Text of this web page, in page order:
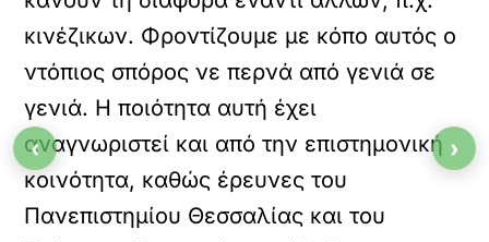
κινέζικων. Φροντίζουμε με κόπο αυτός ο
ντόπιος σπόρος νε περνά από γενιά σε
γενιά. Η ποιότητα αυτή έχει
αναγνωριστεί και από την επιστημονική
κοινότητα, καθώς έρευνες του
Πανεπιστημίου Θεσσαλίας και του
‹ ›